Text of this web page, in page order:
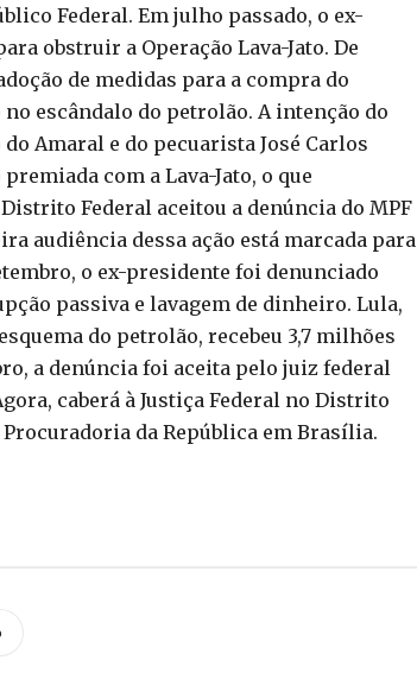
Federal. Em julho passado, o ex-
obstruir a Operação Lava-Jato. De
de medidas para a compra do
escândalo do petrolão. A intenção do
Amaral e do pecuarista José Carlos
com a Lava-Jato, o que
Federal aceitou a denúncia do MPF
audiência dessa ação está marcada para
o ex-presidente foi denunciado
passiva e lavagem de dinheiro. Lula,
do petrolão, recebeu 3,7 milhões
a denúncia foi aceita pelo juiz federal
caberá à Justiça Federal no Distrito
da República em Brasília.